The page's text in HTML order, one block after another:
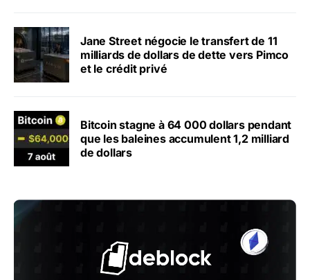
Jane Street négocie le transfert de 11
milliards de dollars de dette vers Pimco
et le crédit privé
Bitcoin stagne à 64 000 dollars pendant
que les baleines accumulent 1,2 milliard
de dollars